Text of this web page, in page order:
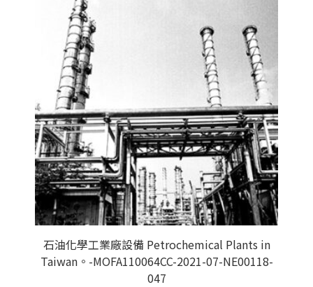
石油化學工業廠設備 Petrochemical Plants in
Taiwan。-MOFA110064CC-2021-07-NE00118-
047